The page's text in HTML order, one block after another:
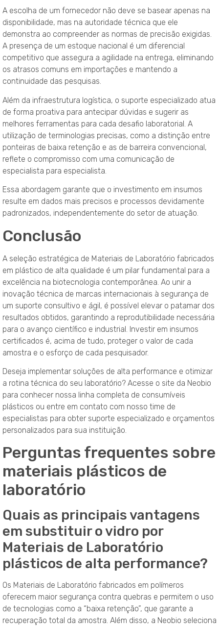
A escolha de um fornecedor não deve se basear apenas na
disponibilidade, mas na autoridade técnica que ele
demonstra ao compreender as normas de precisão exigidas.
A presença de um estoque nacional é um diferencial
competitivo que assegura a agilidade na entrega, eliminando
os atrasos comuns em importações e mantendo a
continuidade das pesquisas.
Além da infraestrutura logística, o suporte especializado atua
de forma proativa para antecipar dúvidas e sugerir as
melhores ferramentas para cada desafio laboratorial. A
utilização de terminologias precisas, como a distinção entre
ponteiras de baixa retenção e as de barreira convencional,
reflete o compromisso com uma comunicação de
especialista para especialista.
Essa abordagem garante que o investimento em insumos
resulte em dados mais precisos e processos devidamente
padronizados, independentemente do setor de atuação.
Conclusão
A seleção estratégica de Materiais de Laboratório fabricados
em plástico de alta qualidade é um pilar fundamental para a
excelência na biotecnologia contemporânea. Ao unir a
inovação técnica de marcas internacionais à segurança de
um suporte consultivo e ágil, é possível elevar o patamar dos
resultados obtidos, garantindo a reprodutibilidade necessária
para o avanço científico e industrial. Investir em insumos
certificados é, acima de tudo, proteger o valor de cada
amostra e o esforço de cada pesquisador.
Deseja implementar soluções de alta performance e otimizar
a rotina técnica do seu laboratório? Acesse o site da Neobio
para conhecer nossa linha completa de consumíveis
plásticos ou entre em contato com nosso time de
especialistas para obter suporte especializado e orçamentos
personalizados para sua instituição.
Perguntas frequentes sobre
materiais plásticos de
laboratório
Quais as principais vantagens
em substituir o vidro por
Materiais de Laboratório
plásticos de alta performance?
Os Materiais de Laboratório fabricados em polímeros
oferecem maior segurança contra quebras e permitem o uso
de tecnologias como a “baixa retenção”, que garante a
recuperação total da amostra. Além disso, a Neobio seleciona